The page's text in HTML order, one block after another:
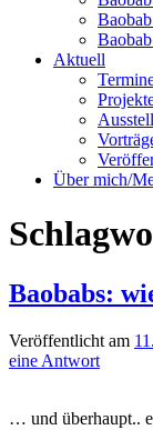
Aktuell
Über mich/
Baobabs:
Veröffentlicht am
eine Antwort
… und überhaupt..